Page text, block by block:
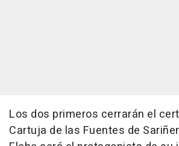
Los dos primeros cerrarán el
Cartuja de las Fuentes de